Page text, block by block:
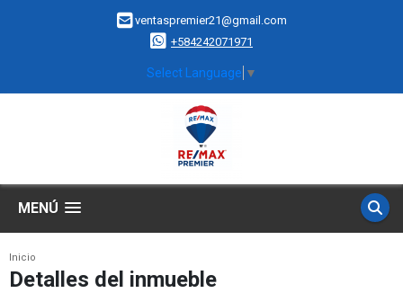
ventaspremier21@gmail.com
+584242071971
Select Language ▼
MENÚ
Inicio
Detalles del inmueble